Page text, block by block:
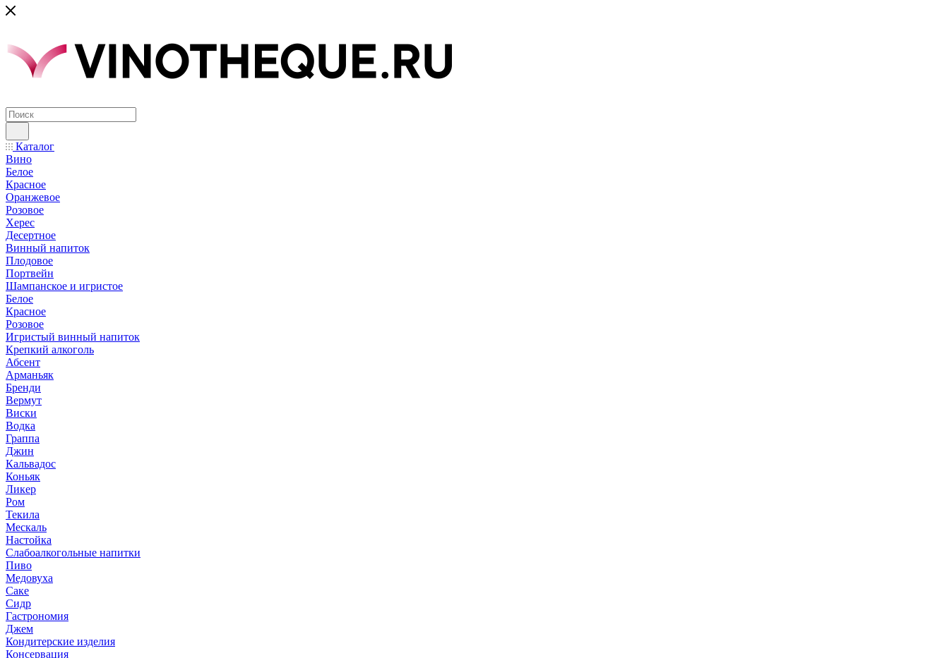
Каталог
Вино
Белое
Красное
Оранжевое
Розовое
Херес
Десертное
Винный напиток
Плодовое
Портвейн
Шампанское и игристое
Белое
Красное
Розовое
Игристый винный напиток
Крепкий алкоголь
Абсент
Арманьяк
Бренди
Вермут
Виски
Водка
Граппа
Джин
Кальвадос
Коньяк
Ликер
Ром
Текила
Мескаль
Настойка
Слабоалкогольные напитки
Пиво
Медовуха
Саке
Сидр
Гастрономия
Джем
Кондитерские изделия
Консервация